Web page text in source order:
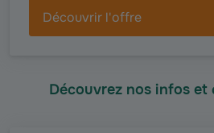
Découvrir l'offre
Découvrez nos infos et